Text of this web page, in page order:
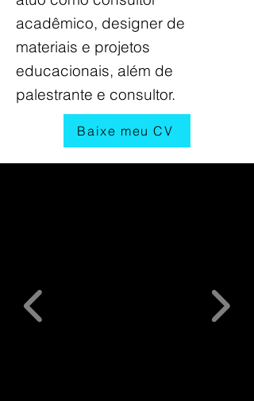
acadêmico, designer de
materiais e projetos
educacionais, além de
palestrante e consultor.
Baixe meu CV